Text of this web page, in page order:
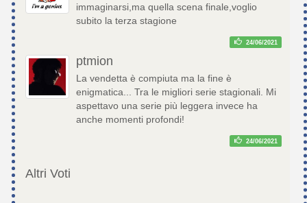
immaginarsi,ma quella scena finale,voglio
subito la terza stagione
24/06/2021
ptmion
La vendetta è compiuta ma la fine è
enigmatica... Tra le migliori serie stagionali. Mi
aspettavo una serie più leggera invece ha
anche momenti profondi!
24/06/2021
Altri Voti